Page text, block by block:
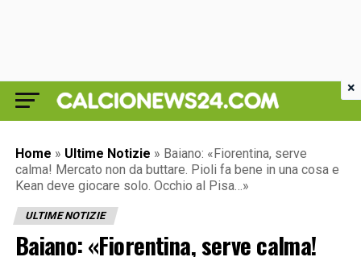
Home » Ultime Notizie » Baiano: «Fiorentina, serve
calma! Mercato non da buttare. Pioli fa bene in una cosa e
Kean deve giocare solo. Occhio al Pisa…»
ULTIME NOTIZIE
Baiano: «Fiorentina, serve calma!
×